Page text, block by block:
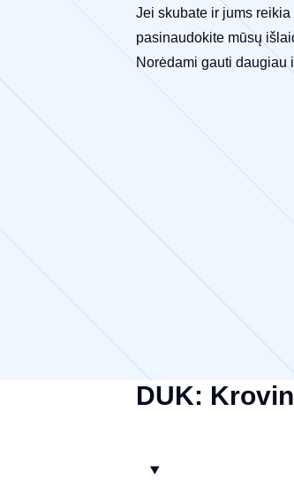
Jei skubate ir jums
pasinaudokite mūsų
Norėdami gauti daugiau
DUK: